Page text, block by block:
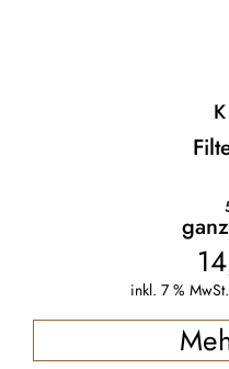
inkl. 7 % MwSt.